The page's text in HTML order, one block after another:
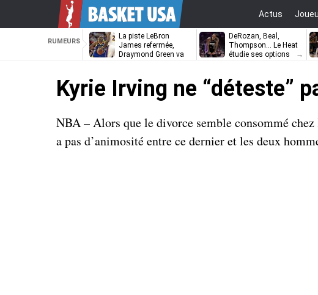
Actus
RUMEURS
La piste LeBron
James refermée,
Draymond Green va
DeRozan, Beal,
Thompson… Le Heat
étudie ses options
Kyrie Irving ne “déteste”
NBA – Alors que le divorce semble consommé
a pas d’animosité entre ce dernier et les deux